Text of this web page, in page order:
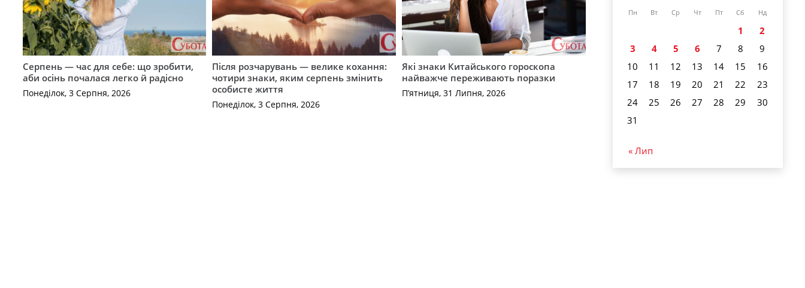
Серпень — час для себе: що зробити,
аби осінь почалася легко й радісно
Понеділок, 3 Серпня, 2026
Після розчарувань — велике кохання:
чотири знаки, яким серпень змінить
особисте життя
Понеділок, 3 Серпня, 2026
Які знаки Китайського гороскопа
найважче переживають поразки
П’ятниця, 31 Липня, 2026
Пн Вт Ср Чт Пт Сб Нд
1
2
3
4 5 6 7 8
9
10
11 12 13 14 15
16
17
18 19 20 21 22
23
24
25 26 27 28 29
30
31
« Лип